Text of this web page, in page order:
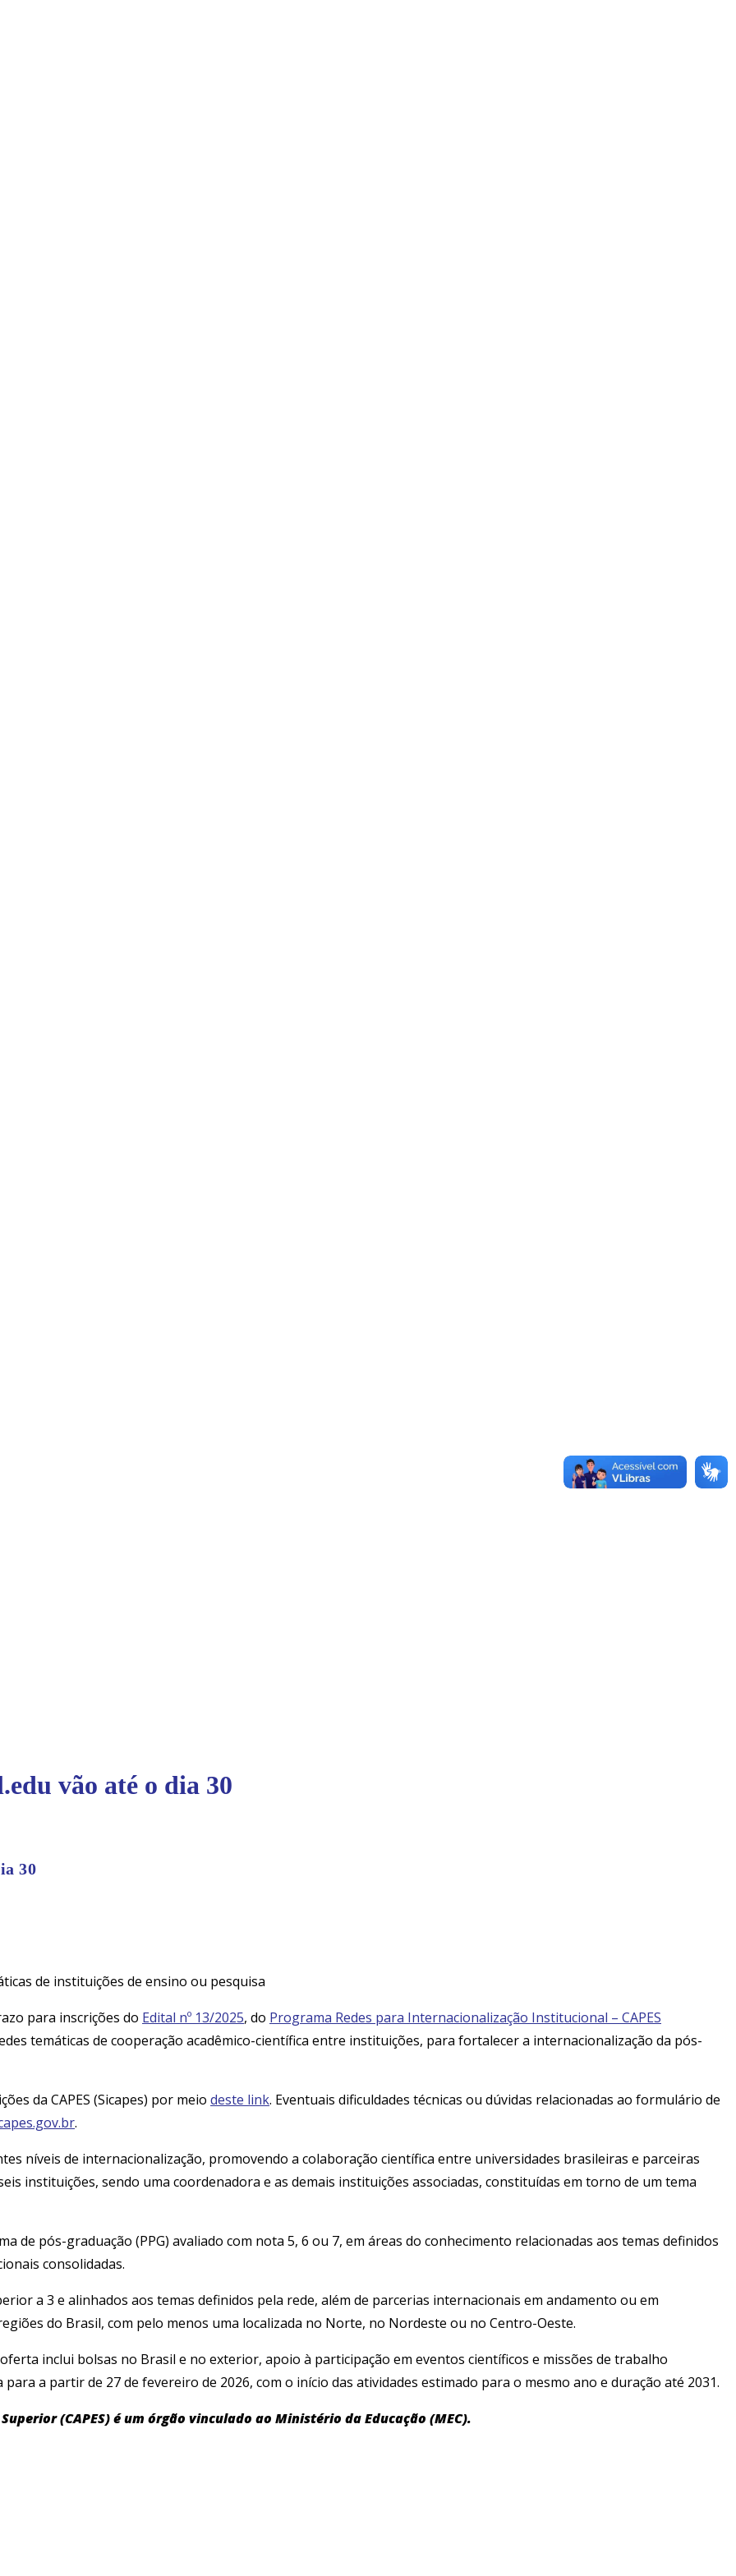
vão até o dia 30
30
de instituições de ensino ou pesquisa
para inscrições do Edital nº 13/2025, do Programa Redes para Internacionalização Institucional – CAPES
temáticas de cooperação acadêmico-científica entre instituições, para fortalecer a internacionalização da pós-
da CAPES (Sicapes) por meio deste link. Eventuais dificuldades técnicas ou dúvidas relacionadas ao formulário de
.
níveis de internacionalização, promovendo a colaboração científica entre universidades brasileiras e parceiras
instituições, sendo uma coordenadora e as demais instituições associadas, constituídas em torno de um tema
de pós-graduação (PPG) avaliado com nota 5, 6 ou 7, em áreas do conhecimento relacionadas aos temas definidos
consolidadas.
a 3 e alinhados aos temas definidos pela rede, além de parcerias internacionais em andamento ou em
do Brasil, com pelo menos uma localizada no Norte, no Nordeste ou no Centro-Oeste.
inclui bolsas no Brasil e no exterior, apoio à participação em eventos científicos e missões de trabalho
a partir de 27 de fevereiro de 2026, com o início das atividades estimado para o mesmo ano e duração até 2031.
(CAPES) é um órgão vinculado ao Ministério da Educação (MEC).